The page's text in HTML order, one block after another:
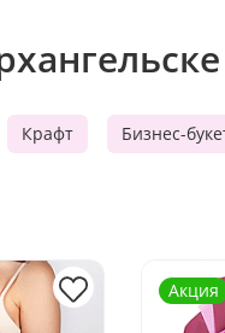
Крафт Бизнес-
Акция